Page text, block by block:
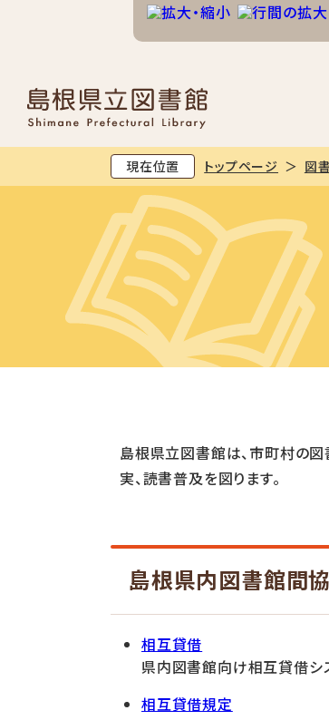
現在位置 トップページ 図
島根県立図書館は、市町村の
実、読書普及を図ります。
島根県内図書館間
相互貸借
県内図書館向け相互貸借シ
相互貸借規定